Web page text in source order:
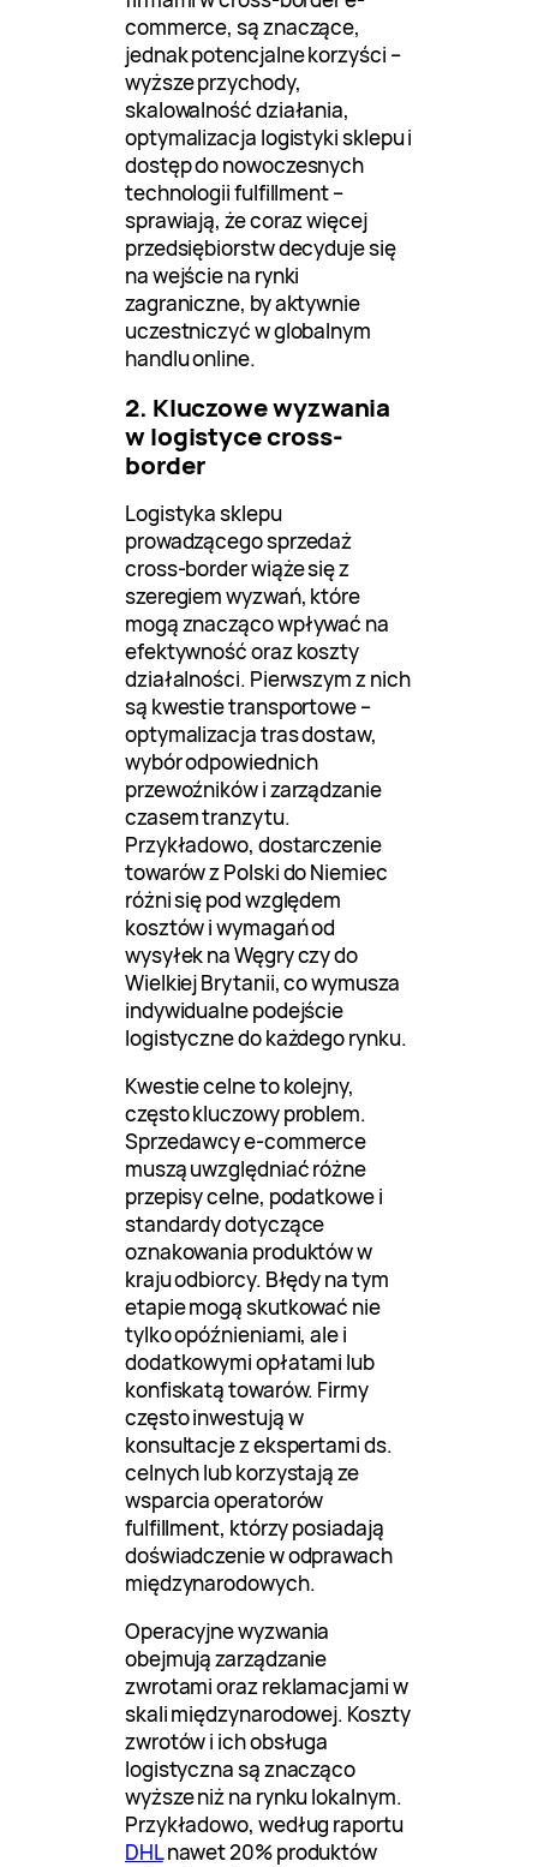
commerce, są znaczące,
jednak potencjalne korzyści –
wyższe przychody,
skalowalność działania,
optymalizacja logistyki sklepu i
dostęp do nowoczesnych
technologii fulfillment –
sprawiają, że coraz więcej
przedsiębiorstw decyduje się
na wejście na rynki
zagraniczne, by aktywnie
uczestniczyć w globalnym
handlu online.
2. Kluczowe wyzwania
w logistyce cross-
border
Logistyka sklepu
prowadzącego sprzedaż
cross-border wiąże się z
szeregiem wyzwań, które
mogą znacząco wpływać na
efektywność oraz koszty
działalności. Pierwszym z nich
są kwestie transportowe –
optymalizacja tras dostaw,
wybór odpowiednich
przewoźników i zarządzanie
czasem tranzytu.
Przykładowo, dostarczenie
towarów z Polski do Niemiec
różni się pod względem
kosztów i wymagań od
wysyłek na Węgry czy do
Wielkiej Brytanii, co wymusza
indywidualne podejście
logistyczne do każdego rynku.
Kwestie celne to kolejny,
często kluczowy problem.
Sprzedawcy e-commerce
muszą uwzględniać różne
przepisy celne, podatkowe i
standardy dotyczące
oznakowania produktów w
kraju odbiorcy. Błędy na tym
etapie mogą skutkować nie
tylko opóźnieniami, ale i
dodatkowymi opłatami lub
konfiskatą towarów. Firmy
często inwestują w
konsultacje z ekspertami ds.
celnych lub korzystają ze
wsparcia operatorów
fulfillment, którzy posiadają
doświadczenie w odprawach
międzynarodowych.
Operacyjne wyzwania
obejmują zarządzanie
zwrotami oraz reklamacjami w
skali międzynarodowej. Koszty
zwrotów i ich obsługa
logistyczna są znacząco
wyższe niż na rynku lokalnym.
Przykładowo, według raportu
DHLnawet 20% produktów